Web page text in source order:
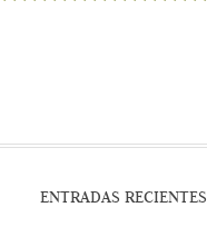
ENTRADAS RECIENTES